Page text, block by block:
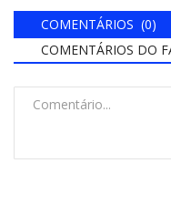
COMENTÁRIOS (0)
COMENTÁRIOS DO